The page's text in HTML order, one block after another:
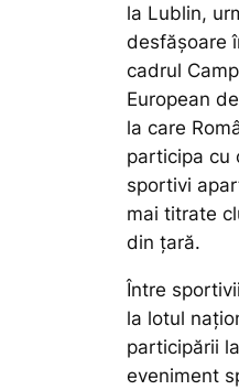
la Lublin,
desfășoare
cadrul
European
la care
participa cu
sportivi
mai titrate
din țară.
Între
la lotul
participării
eveniment